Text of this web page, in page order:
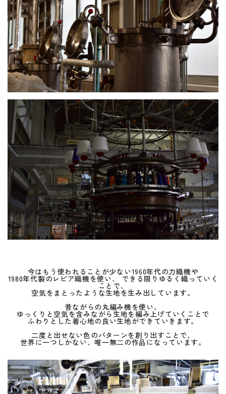
今はもう使われることが少ない1960年代の力織機や
1980年代製のレピア織機を使い、 できる限りゆるく織っていく
ことで、
空気をまとったような生地を生み出しています。
昔ながらの丸編み機を使い、
ゆっくりと空気を含みながら生地を編み上げていくことで
ふわりとした着心地の良い生地ができていきます。
二度と出せない色のパターンを創り出すことで、
世界に一つしかない、唯一無二の作品になっています。